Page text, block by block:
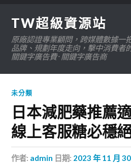
TW超級資源站
原廠認證專業顧問，跨媒體數據一
品牌、規劃年度走向，擊中消費者
關鍵字廣告費 · 關鍵字廣告商
未分類
日本減肥藥推薦
線上客服糖必穩
作者: admin 日期: 2023 年 11 月